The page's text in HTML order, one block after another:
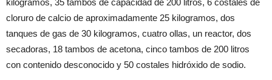
cloruro de calcio de aproximadamente 25 kilogramos, dos
tanques de gas de 30 kilogramos, cuatro ollas, un reactor, dos
secadoras, 18 tambos de acetona, cinco tambos de 200 litros
con contenido desconocido y 50 costales hidróxido de sodio.